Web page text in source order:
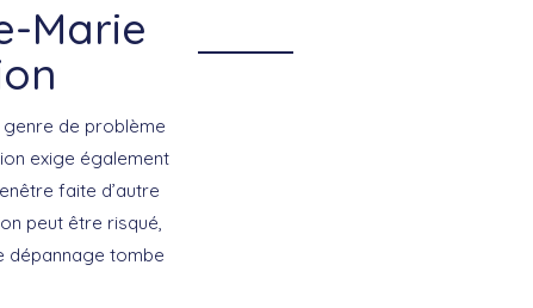
Marie
genre de problème
exige également
faite d’autre
peut être risqué,
dépannage tombe